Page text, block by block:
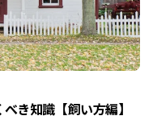
き知識【飼い方編】